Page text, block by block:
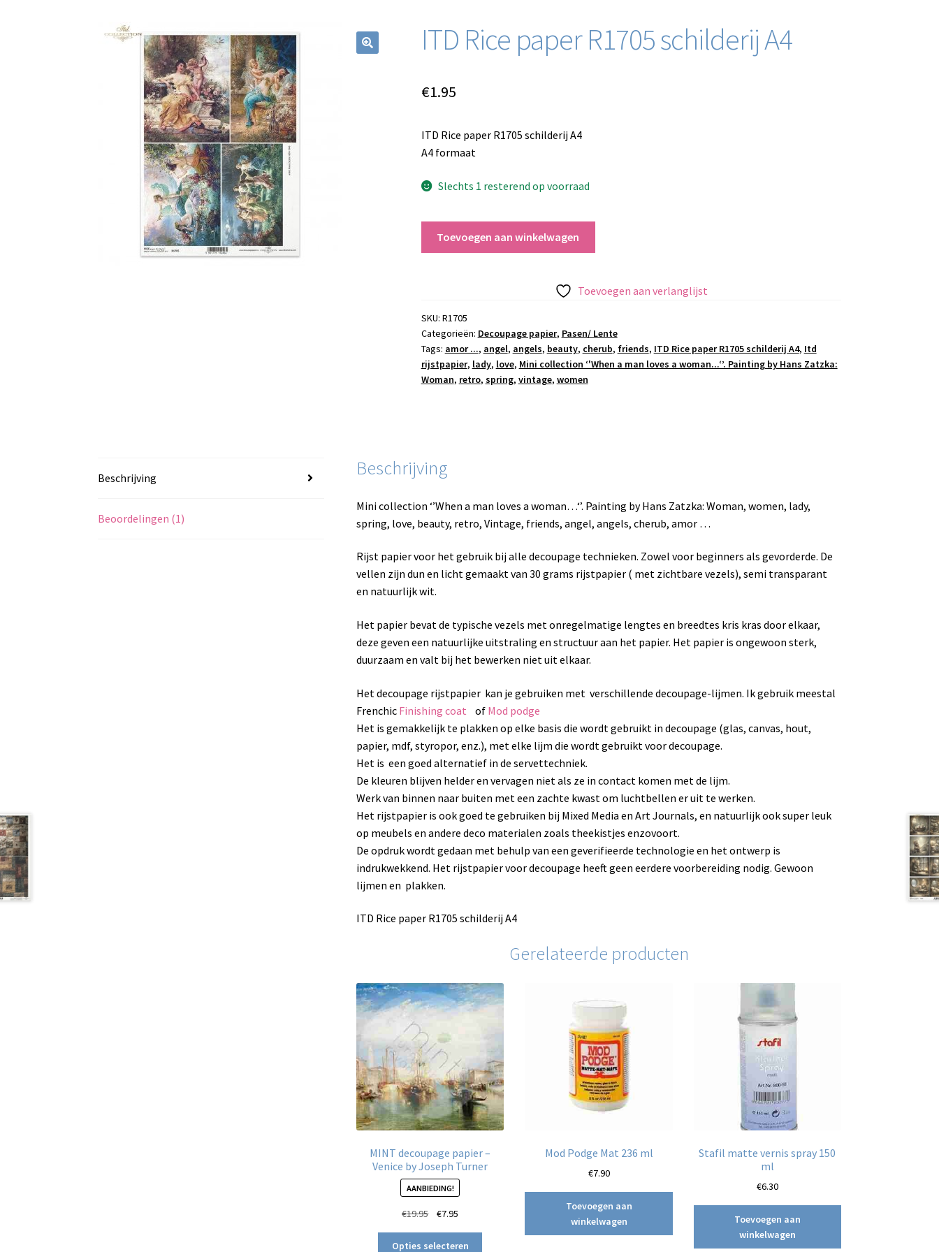
ITD Rice paper R1705 schilderij A4
€1.95
ITD Rice paper R1705 schilderij A4
A4 formaat
Slechts 1 resterend op voorraad
A4
aantal
Toevoegen aan winkelwagen
Toevoegen aan verlanglijst
SKU: R1705
Categorieën: Decoupage papier, Pasen/ Lente
Tags: amor ..., angel, angels, beauty, cherub, friends, ITD Rice paper R1705 schilderij A4, Itd
rijstpapier, lady, love, Mini collection ‘'When a man loves a woman...‘’. Painting by Hans Zatzka:
Woman, retro, spring, vintage, women
Beschrijving
Beoordelingen (1)
Beschrijving
Mini collection ‘’When a man loves a woman…‘’. Painting by Hans Zatzka: Woman, women, lady,
spring, love, beauty, retro, Vintage, friends, angel, angels, cherub, amor …
Rijst papier voor het gebruik bij alle decoupage technieken. Zowel voor beginners als gevorderde. De
vellen zijn dun en licht gemaakt van 30 grams rijstpapier ( met zichtbare vezels), semi transparant
en natuurlijk wit.
Het papier bevat de typische vezels met onregelmatige lengtes en breedtes kris kras door elkaar,
deze geven een natuurlijke uitstraling en structuur aan het papier. Het papier is ongewoon sterk,
duurzaam en valt bij het bewerken niet uit elkaar.
Het decoupage rijstpapier kan je gebruiken met verschillende decoupage-lijmen. Ik gebruik meestal
Frenchic Finishing coat of Mod podge
Het is gemakkelijk te plakken op elke basis die wordt gebruikt in decoupage (glas, canvas, hout,
papier, mdf, styropor, enz.), met elke lijm die wordt gebruikt voor decoupage.
Het is een goed alternatief in de servettechniek.
De kleuren blijven helder en vervagen niet als ze in contact komen met de lijm.
Werk van binnen naar buiten met een zachte kwast om luchtbellen er uit te werken.
Het rijstpapier is ook goed te gebruiken bij Mixed Media en Art Journals, en natuurlijk ook super leuk
op meubels en andere deco materialen zoals theekistjes enzovoort.
De opdruk wordt gedaan met behulp van een geverifieerde technologie en het ontwerp is
indrukwekkend. Het rijstpapier voor decoupage heeft geen eerdere voorbereiding nodig. Gewoon
lijmen en plakken.
ITD Rice paper R1705 schilderij A4
Gerelateerde producten
MINT decoupage papier –
Venice by Joseph Turner
AANBIEDING!
€19.95
Oorspronkelijke
was:
€7.95
is:
Opties selecteren
Mod Podge Mat 236 ml
€7.90
Toevoegen aan
winkelwagen
Stafil matte vernis spray 150
ml
€6.30
Toevoegen aan
winkelwagen